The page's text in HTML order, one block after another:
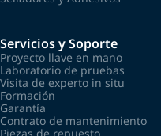
Servicios y Soporte
Proyecto llave en mano
Laboratorio de pruebas
Visita de experto in situ
Formación
Garantía
Contrato de mantenimiento